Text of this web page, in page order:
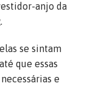
anjo da
.
se sintam
que essas
e